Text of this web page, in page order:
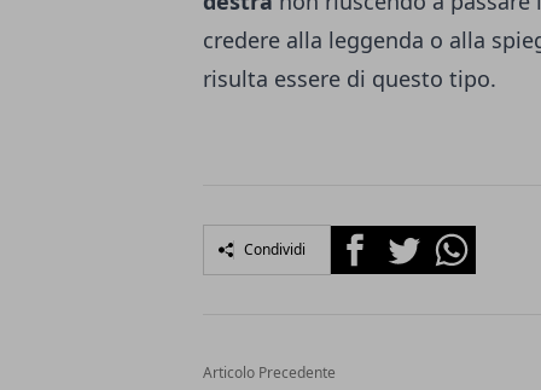
credere alla leggenda o alla
risulta essere di questo tipo.
Condividi FacebookTwitterWhatsapp
Articolo Precedente